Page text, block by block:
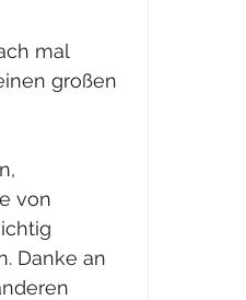
mal
großen
von
Danke an